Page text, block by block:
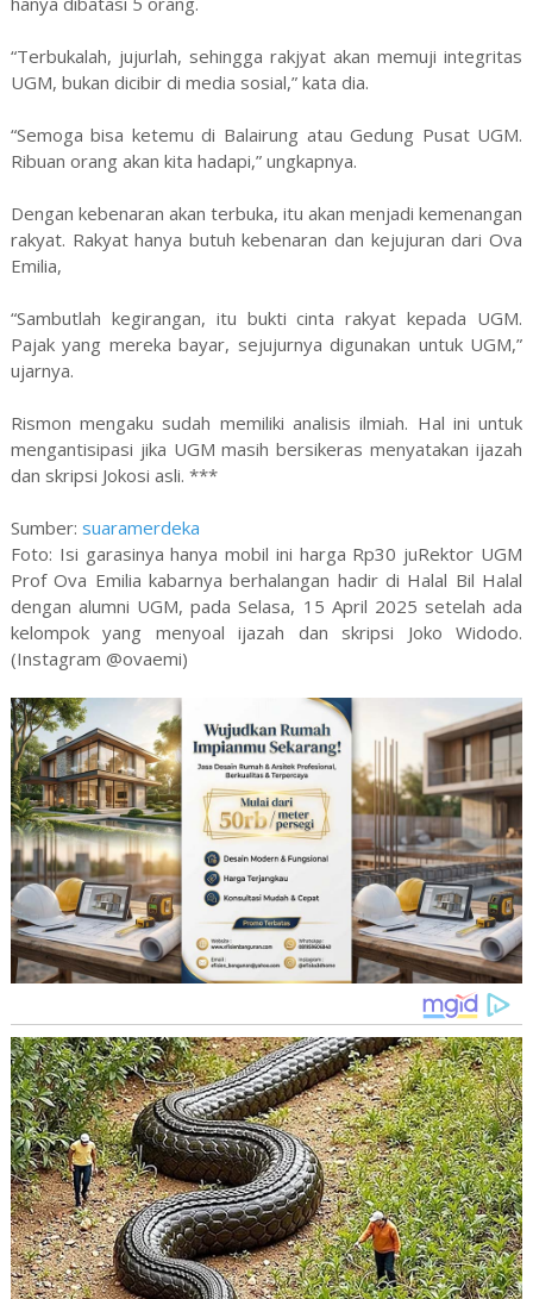
“Terbukalah, jujurlah, sehingga rakjyat akan memuji integritas
UGM, bukan dicibir di media sosial,” kata dia.
“Semoga bisa ketemu di Balairung atau Gedung Pusat UGM.
Ribuan orang akan kita hadapi,” ungkapnya.
Dengan kebenaran akan terbuka, itu akan menjadi kemenangan
rakyat. Rakyat hanya butuh kebenaran dan kejujuran dari Ova
Emilia,
“Sambutlah kegirangan, itu bukti cinta rakyat kepada UGM.
Pajak yang mereka bayar, sejujurnya digunakan untuk UGM,”
ujarnya.
Rismon mengaku sudah memiliki analisis ilmiah. Hal ini untuk
mengantisipasi jika UGM masih bersikeras menyatakan ijazah
dan skripsi Jokosi asli. ***
Sumber: suaramerdeka
Foto: Isi garasinya hanya mobil ini harga Rp30 juRektor UGM
Prof Ova Emilia kabarnya berhalangan hadir di Halal Bil Halal
dengan alumni UGM, pada Selasa, 15 April 2025 setelah ada
kelompok yang menyoal ijazah dan skripsi Joko Widodo.
(Instagram @ovaemi)